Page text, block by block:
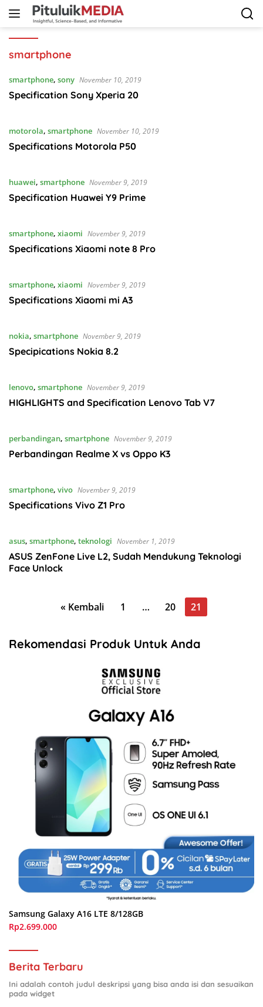
Langsung
smartphone
smartphone, sony November 10, 2019
Specification Sony Xperia 20
motorola, smartphone November 10, 2019
Specifications Motorola P50
huawei, smartphone November 9, 2019
Specification Huawei Y9 Prime
smartphone, xiaomi November 9, 2019
Specifications Xiaomi note 8 Pro
smartphone, xiaomi November 9, 2019
Specifications Xiaomi mi A3
nokia, smartphone November 9, 2019
Specipications Nokia 8.2
lenovo, smartphone November 9, 2019
HIGHLIGHTS and Specification Lenovo Tab V7
perbandingan, smartphone November 9, 2019
Perbandingan Realme X vs Oppo K3
smartphone, vivo November 9, 2019
Specifications Vivo Z1 Pro
asus, smartphone, teknologi November 1, 2019
ASUS ZenFone Live L2, Sudah Mendukung Teknologi
Face Unlock
« Kembali 1 … 20 21
Rekomendasi Produk Untuk Anda
Samsung Galaxy A16 LTE 8/128GB
Rp2.699.000
Berita Terbaru
Ini adalah contoh judul deskripsi yang bisa anda isi dan sesuaikan
pada widget